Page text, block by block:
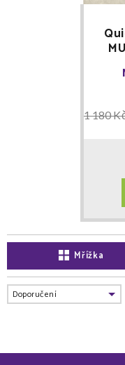
1 180
Mřížka